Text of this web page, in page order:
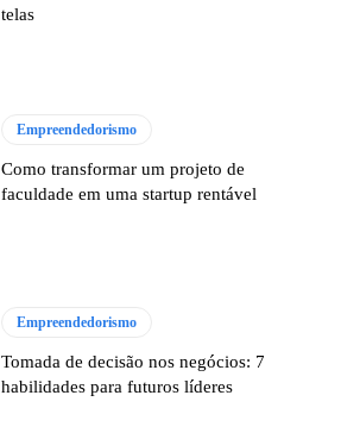
telas
Empreendedorismo
Como transformar um projeto de
faculdade em uma startup rentável
Empreendedorismo
Tomada de decisão nos negócios: 7
habilidades para futuros líderes